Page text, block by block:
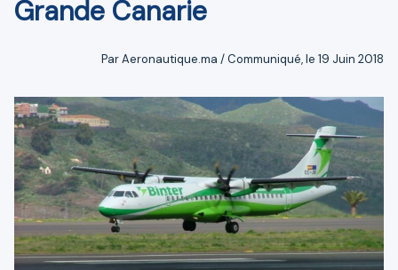
Grande Canarie
Par Aeronautique.ma / Communiqué, le 19 Juin 2018